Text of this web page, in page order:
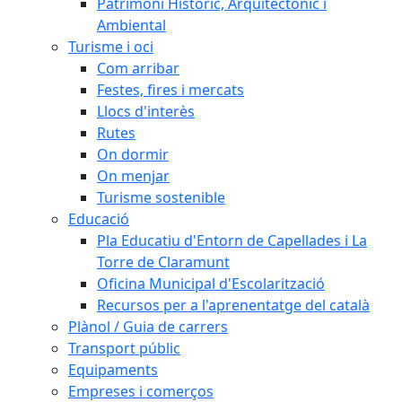
Ambiental
Turisme i oci
Com arribar
Festes, fires i mercats
Llocs d'interès
Rutes
On dormir
On menjar
Turisme sostenible
Educació
Pla Educatiu d'Entorn de Capellades i La
Torre de Claramunt
Oficina Municipal d'Escolarització
Recursos per a l'aprenentatge del català
Plànol / Guia de carrers
Transport públic
Equipaments
Empreses i comerços